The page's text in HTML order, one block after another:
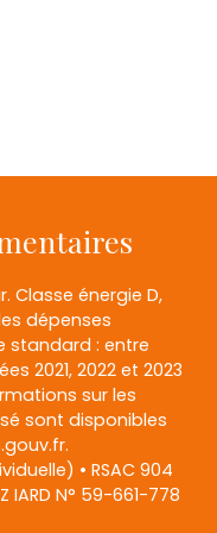
Classe énergie D,
dépenses
standard : entre
2021, 2022 et 2023
sur les
sont disponibles
• RSAC 904
IARD N° 59-661-778